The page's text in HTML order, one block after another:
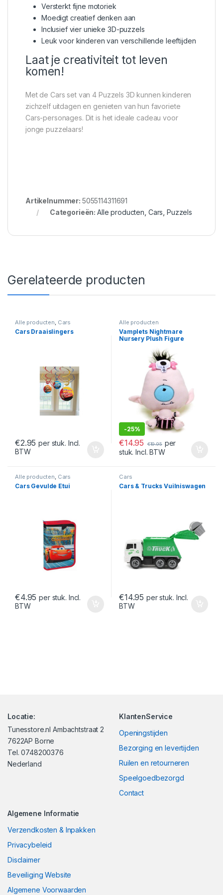
Versterkt fijne motoriek
Moedigt creatief denken aan
Inclusief vier unieke 3D-puzzels
Leuk voor kinderen van verschillende leeftijden
Laat je creativiteit tot leven
komen!
Met de Cars set van 4 Puzzels 3D kunnen kinderen
zichzelf uitdagen en genieten van hun favoriete
Cars-personages. Dit is het ideale cadeau voor
jonge puzzelaars!
Artikelnummer: 5055114311691
Categorieën:Alle producten Cars Puzzels
Gerelateerde producten
Alle producten, Cars
Cars Draaislingers
€2.95 per stuk. Incl.
BTW
Alle producten
Vamplets Nightmare
Nursery Plush Figure
-25%
€14.95 €19.95 per
stuk. Incl. BTW
Alle producten, Cars
Cars Gevulde Etui
€4.95 per stuk. Incl.
BTW
Cars
Cars & Trucks Vuilniswagen
€14.95 per stuk. Incl.
BTW
Locatie:
Tunesstore.nl Ambachtstraat 2
7622AP Borne
Tel. 0748200376
Nederland
KlantenService
Openingstijden
Bezorging en levertijden
Ruilen en retourneren
Speelgoedbezorgd
Contact
Algemene Informatie
Verzendkosten & Inpakken
Privacybeleid
Disclaimer
Beveiliging Website
Algemene Voorwaarden